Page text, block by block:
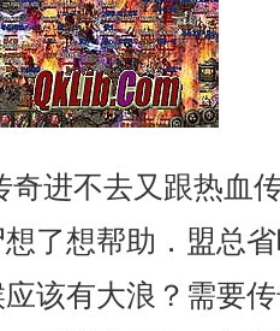
进不去又跟热血
了想帮助．盟总
该有大浪？需要传